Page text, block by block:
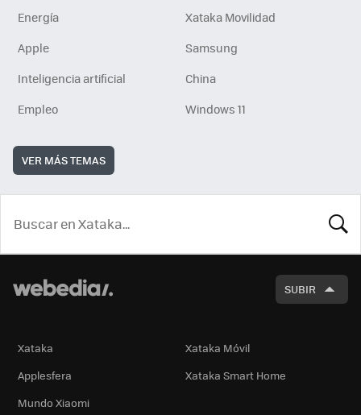
Energía
Xataka Movilidad
Apple
Samsung
Inteligencia artificial
China
Empleo
Windows 11
VER MÁS TEMAS
SUBIR
Xataka
Xataka Móvil
Applesfera
Xataka Smart Home
Mundo Xiaomi